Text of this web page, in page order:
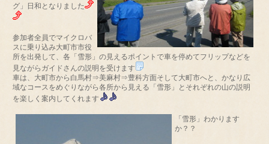
グ」日和となりました
参加者全員でマイクロバ
スに乗り込み大町市市役
所を出発して、各「雪形」の見えるポイントで車を停めてフリップなどを
見ながらガイドさんの説明を受けます
車は、大町市から白馬村⇒美麻村⇒豊科方面そして大町市へと、かなり広
域なコースをめぐりながら各所から見える「雪形」とそれぞれの山の説明
を楽しく案内してくれます
「雪形」わかります
か？？